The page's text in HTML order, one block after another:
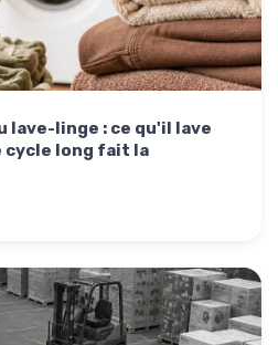
lave-linge : ce qu'il lave
cycle long fait la